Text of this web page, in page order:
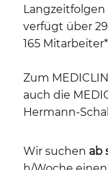
Langzeitfolgen
verfügt über
165
Zum
auch die
Hermann-
Wir suchen ab